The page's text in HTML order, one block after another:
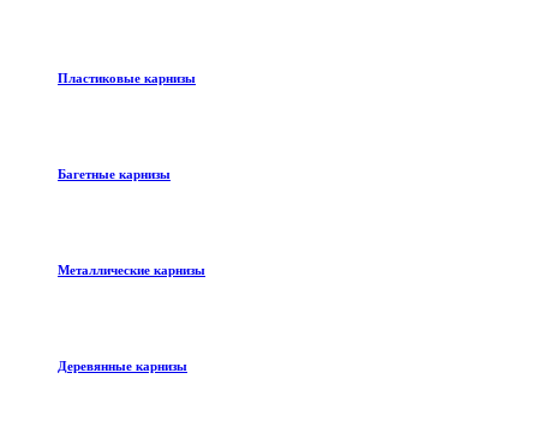
Пластиковые карнизы
Багетные карнизы
Металлические карнизы
Деревянные карнизы